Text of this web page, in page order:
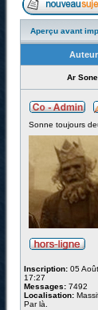
Aperçu avant
Auteur
Ar
Sonne toujours
Inscription: 05
17:27
Messages: 7492
Localisation:
Par là.